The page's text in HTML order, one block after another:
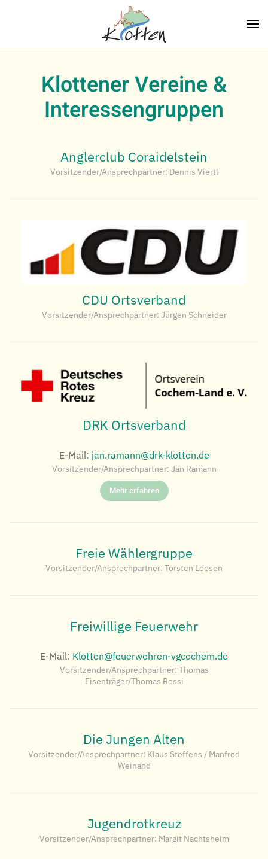
Zum Hauptinhalt springen
Klottener Vereine &
Interessengruppen
Anglerclub Coraidelstein
Vorsitzender/Ansprechpartner: Dennis Viertl
CDU Ortsverband
Vorsitzender/Ansprechpartner: Jürgen Schneider
DRK Ortsverband
E-Mail: jan.ramann@drk-klotten.de
Vorsitzender/Ansprechpartner: Jan Ramann
Mehr erfahren
Freie Wählergruppe
Vorsitzender/Ansprechpartner: Torsten Loosen
Freiwillige Feuerwehr
E-Mail: Klotten@feuerwehren-vgcochem.de
Vorsitzender/Ansprechpartner: Thomas
Eisenträger/Thomas Rossi
Die Jungen Alten
Vorsitzender/Ansprechpartner: Klaus Steffens / Manfred
Weinand
Jugendrotkreuz
Vorsitzender/Ansprechpartner: Margit Nachtsheim